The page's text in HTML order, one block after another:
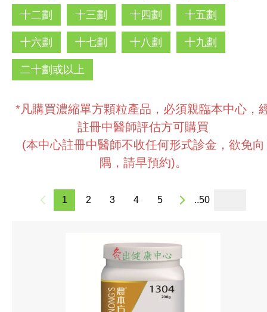
十二劃 十三劃 十四劃 十五劃
十六劃 十七劃 十八劃 十九劃
二十劃或以上
*凡購買濃縮單方顆粒產品，必須親臨本中心，
註冊中醫師評估方可購買
(本中心註冊中醫師不收任何形式診金，欲免向
隅，請早預約)。
1 2 3 4 5 ..50